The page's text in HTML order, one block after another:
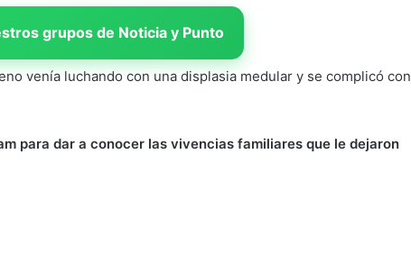
grupos de Noticia y Punto
venía luchando con una displasia medular y se complicó con
para dar a conocer las vivencias familiares que le dejaron